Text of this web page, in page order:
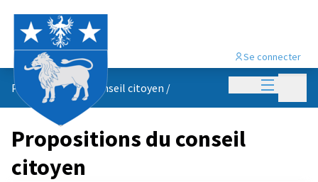
Menu
Se connecter
Propositions du conseil citoyen /
Propositions du conseil
citoyen